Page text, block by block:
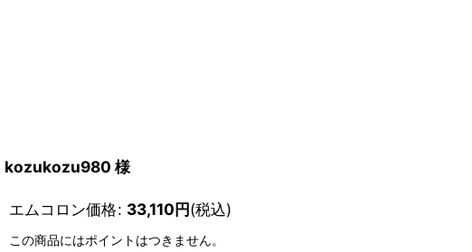
kozukozu980 様
エムコロン価格: 33,110円(税込)
この商品にはポイントはつきません。